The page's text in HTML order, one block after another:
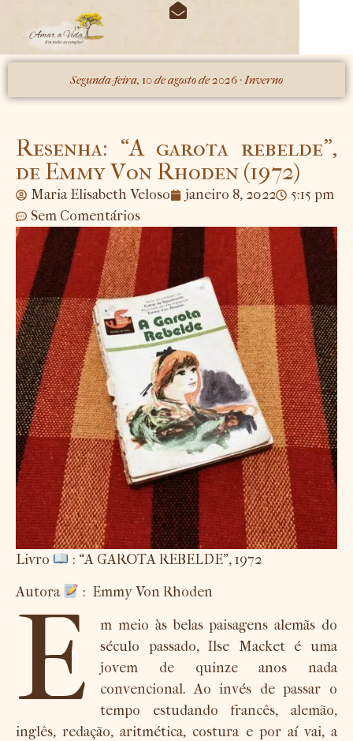
Segunda-feira, 10 de agosto de 2026 · Inverno
Resenha: “A garota rebelde”,
de Emmy Von Rhoden (1972)
Maria Elisabeth Veloso janeiro 8, 2022
5:15 pm
Sem Comentários
Livro
: “A GAROTA REBELDE”, 1972
Autora
: Emmy Von Rhoden
E
m meio às belas paisagens alemãs do
século passado, Ilse Macket é uma
jovem de quinze anos nada
convencional. Ao invés de passar o
tempo estudando francês, alemão,
inglês, redação, aritmética, costura e por aí vai, a